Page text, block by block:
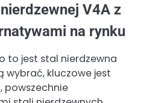
V4A z
na rynku
to jest stal nierdzewna
wybrać, kluczowe jest
powszechnie